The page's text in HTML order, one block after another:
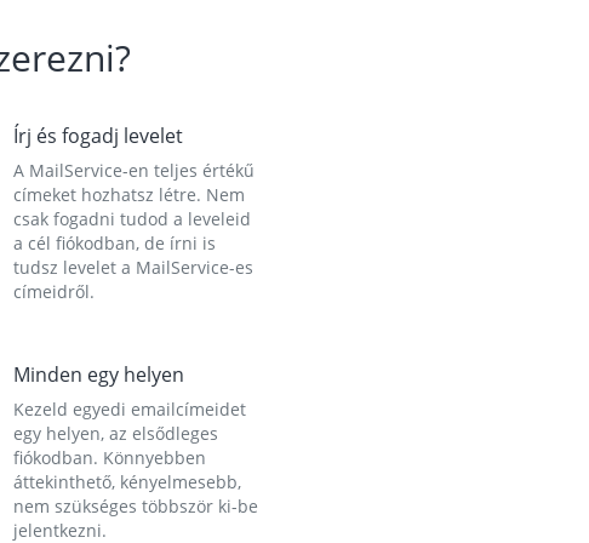
Írj és fogadj levelet
A MailService-en teljes értékű
címeket hozhatsz létre. Nem
csak fogadni tudod a leveleid
a cél fiókodban, de írni is
tudsz levelet a MailService-es
címeidről.
Minden egy helyen
Kezeld egyedi emailcímeidet
egy helyen, az elsődleges
fiókodban. Könnyebben
áttekinthető, kényelmesebb,
nem szükséges többször ki-be
jelentkezni.